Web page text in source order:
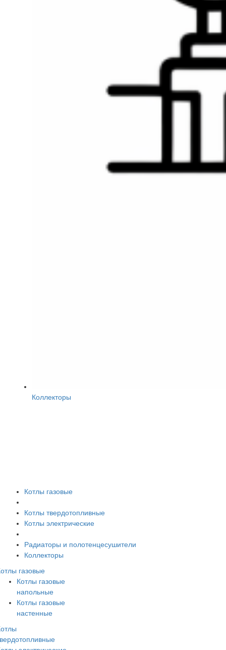
Коллекторы
Котлы газовые
Котлы твердотопливные
Котлы электрические
Радиаторы и полотенцесушители
Коллекторы
газовые
Котлы газовые
напольные
Котлы газовые
настенные